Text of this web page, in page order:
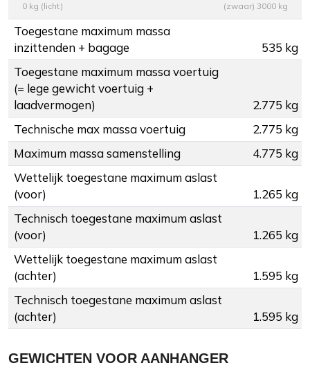
0 kg (licht) (zwaar) 3000 kg
Toegestane maximum massa
inzittenden + bagage
535 kg
Toegestane maximum massa voertuig
(= lege gewicht voertuig +
laadvermogen)
2.775 kg
Technische max massa voertuig
2.775 kg
Maximum massa samenstelling
4.775 kg
Wettelijk toegestane maximum aslast
(voor)
1.265 kg
Technisch toegestane maximum aslast
(voor)
1.265 kg
Wettelijk toegestane maximum aslast
(achter)
1.595 kg
Technisch toegestane maximum aslast
(achter)
1.595 kg
GEWICHTEN VOOR AANHANGER